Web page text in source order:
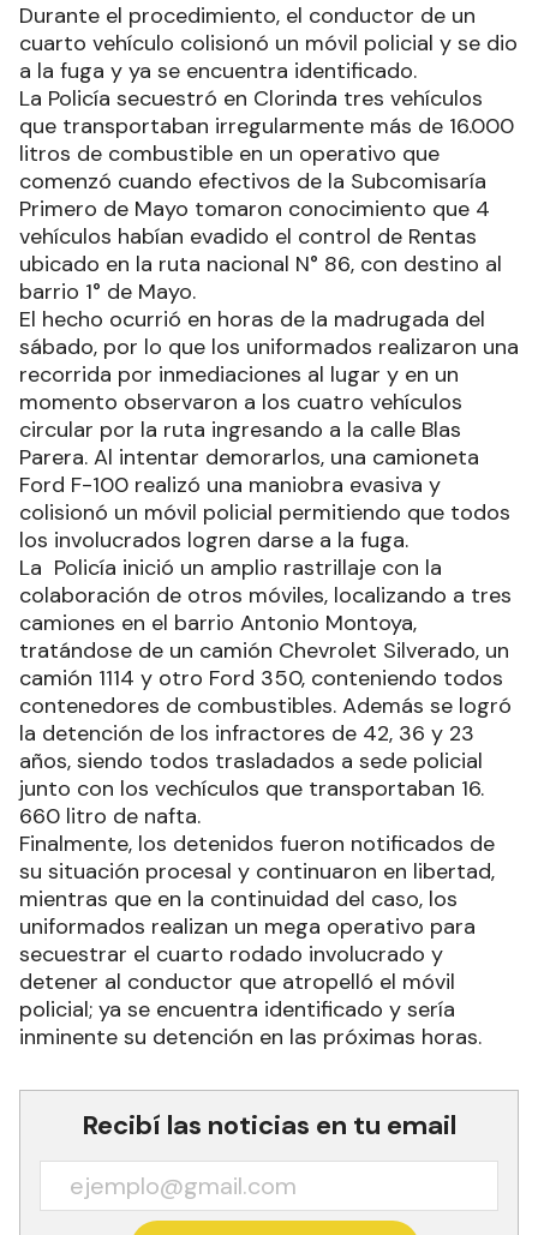
Durante el procedimiento, el conductor de un
cuarto vehículo colisionó un móvil policial y se dio
a la fuga y ya se encuentra identificado.
La Policía secuestró en Clorinda tres vehículos
que transportaban irregularmente más de 16.000
litros de combustible en un operativo que
comenzó cuando efectivos de la Subcomisaría
Primero de Mayo tomaron conocimiento que 4
vehículos habían evadido el control de Rentas
ubicado en la ruta nacional N° 86, con destino al
barrio 1° de Mayo.
El hecho ocurrió en horas de la madrugada del
sábado, por lo que los uniformados realizaron una
recorrida por inmediaciones al lugar y en un
momento observaron a los cuatro vehículos
circular por la ruta ingresando a la calle Blas
Parera. Al intentar demorarlos, una camioneta
Ford F-100 realizó una maniobra evasiva y
colisionó un móvil policial permitiendo que todos
los involucrados logren darse a la fuga.
La Policía inició un amplio rastrillaje con la
colaboración de otros móviles, localizando a tres
camiones en el barrio Antonio Montoya,
tratándose de un camión Chevrolet Silverado, un
camión 1114 y otro Ford 350, conteniendo todos
contenedores de combustibles. Además se logró
la detención de los infractores de 42, 36 y 23
años, siendo todos trasladados a sede policial
junto con los vechículos que transportaban 16.
660 litro de nafta.
Finalmente, los detenidos fueron notificados de
su situación procesal y continuaron en libertad,
mientras que en la continuidad del caso, los
uniformados realizan un mega operativo para
secuestrar el cuarto rodado involucrado y
detener al conductor que atropelló el móvil
policial; ya se encuentra identificado y sería
inminente su detención en las próximas horas.
Recibí las noticias en tu email